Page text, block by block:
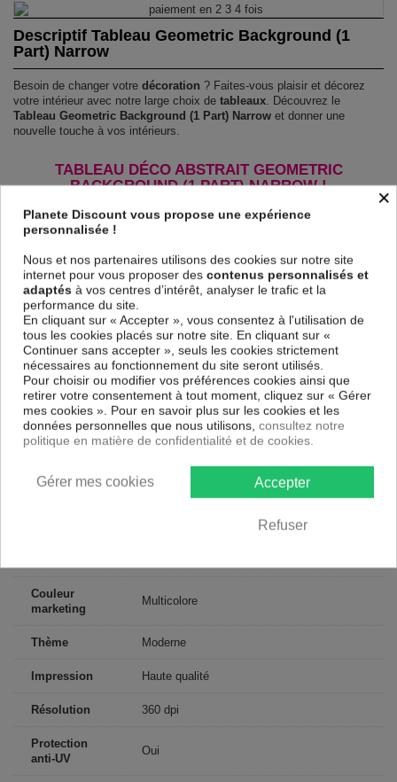
Descriptif Tableau Geometric Background (1
Part) Narrow
Besoin de changer votre décoration ? Faites-vous plaisir et décorez
votre intérieur avec notre large choix de tableaux. Découvrez le
Tableau Geometric Background (1 Part) Narrow et donner une
nouvelle touche à vos intérieurs.
TABLEAU DÉCO ABSTRAIT GEOMETRIC
BACKGROUND (1 PART) NARROW !
Le Tableau Geometric Background (1 Part) Narrowest imprimé sur
un papier intissé spécial et de haute qualité qui reflète parfaitement les
couleurs avec des détails parfaitement reproduits. Grâce à une
impression sur tous les cotés et une toile tendue sur un châssis fait de
matériaux respectueux de l'environnement, vous pourrez suspendre le
tableau immédiatement sans avoir à l'encadrer.
Le Tableau Abstrait Geometric Background (1 Part) Narrow
résistant aux rayons UV, inodore et 100 % sûr, parfait même pour la
chambre à coucher et la chambre des enfants.
Notre large choix de tableaux tendances et modernes constituent un
moyen simple et pas cher de donner une nouvelle touche à vos
intérieurs, il y en a pour tous les goût.
Descriptif technique
Matériaux MDF
Couleur
marketing
Multicolore
Thème Moderne
Impression Haute qualité
Résolution 360 dpi
Protection
anti-UV
Oui
×
Planete Discount vous propose une expérience
personnalisée !
Nous et nos partenaires utilisons des cookies sur notre site
internet pour vous proposer des contenus personnalisés et
adaptés à vos centres d’intérêt, analyser le trafic et la
performance du site.
En cliquant sur « Accepter », vous consentez à l'utilisation de
tous les cookies placés sur notre site. En cliquant sur «
Continuer sans accepter », seuls les cookies strictement
nécessaires au fonctionnement du site seront utilisés.
Pour choisir ou modifier vos préférences cookies ainsi que
retirer votre consentement à tout moment, cliquez sur « Gérer
mes cookies ». Pour en savoir plus sur les cookies et les
données personnelles que nous utilisons, consultez notre
politique en matière de confidentialité et de cookies.
Accepter
Refuser
Gérer mes cookies